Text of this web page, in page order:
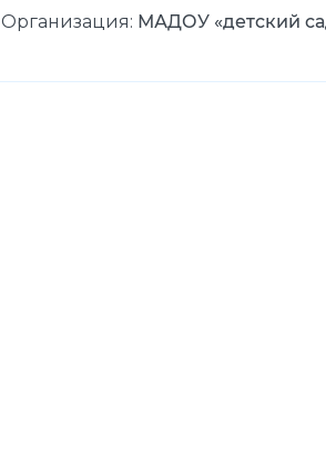
Организация: МАДОУ «детский